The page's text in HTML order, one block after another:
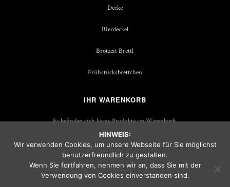
Decke
Bierdeckel
Brotzeit Brettl
Frühstücksbrettchen
IHR WARENKORB
Es befinden sich keine Produkte im Warenkorb.
HINWEIS:
Wir verwenden Cookies, um unsere Webseite für Sie möglichst
benutzerfreundlich zu gestalten.
Wenn Sie fortfahren, nehmen wir an, dass Sie mit der
Verwendung von Cookies einverstanden sind.